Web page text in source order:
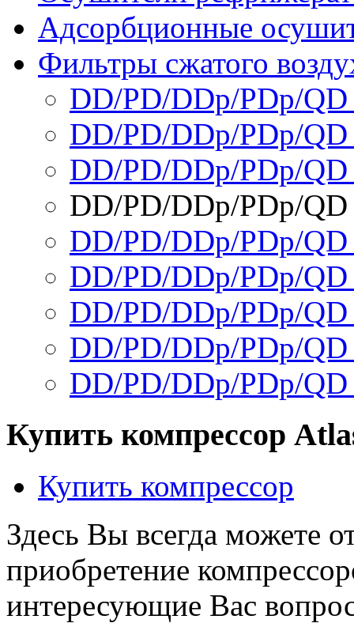
Адсорбционные
Фильтры сжатого
DD/PD/DDp/PDp/
DD/PD/DDp/PDp/
DD/PD/DDp/PDp/
DD/PD/DDp/PDp/
DD/PD/DDp/PDp/
DD/PD/DDp/PDp/
DD/PD/DDp/PDp/
DD/PD/DDp/PDp/
DD/PD/DDp/PDp/
Купить компрессор
Купить компресcор
Здесь Вы всегда можете
приобретение
интересующие Вас